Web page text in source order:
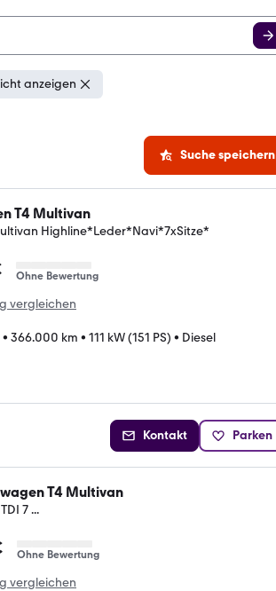
anzeigen
Suche speichern
T4 Multivan
Highline*Leder*Navi*7xSitze*
Ohne Bewertung
vergleichen
• 366.000 km • 111 kW (151 PS) • Diesel
Kontakt Parken
T4 Multivan
7 ...
Ohne Bewertung
vergleichen